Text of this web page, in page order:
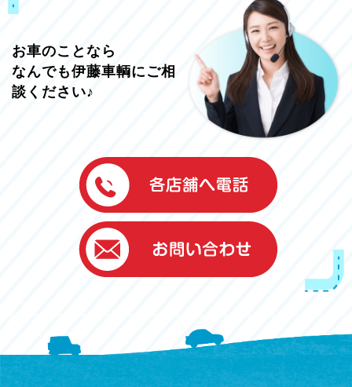
お車のことなら
なんでも伊藤車輌にご相
談ください♪
伊藤車輌（本社）
050-5851-0337
グッドワン浜松
050-5851-0338
浜北店
050-5851-0339
（年中無休24h対応）